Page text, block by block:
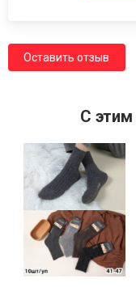
Оставить отзыв
C